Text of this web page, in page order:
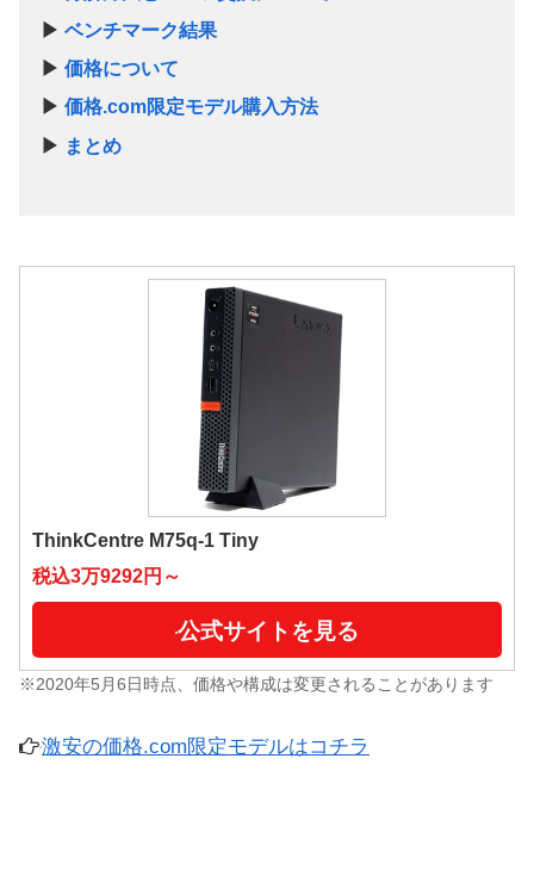
▶ベンチマーク結果
▶価格について
▶価格.com限定モデル購入方法
▶ まとめ
ThinkCentre M75q-1 Tiny
税込3万9292円～
公式サイトを見る
※2020年5月6日時点、価格や構成は変更されることがあります
激安の価格.com限定モデルはコチラ